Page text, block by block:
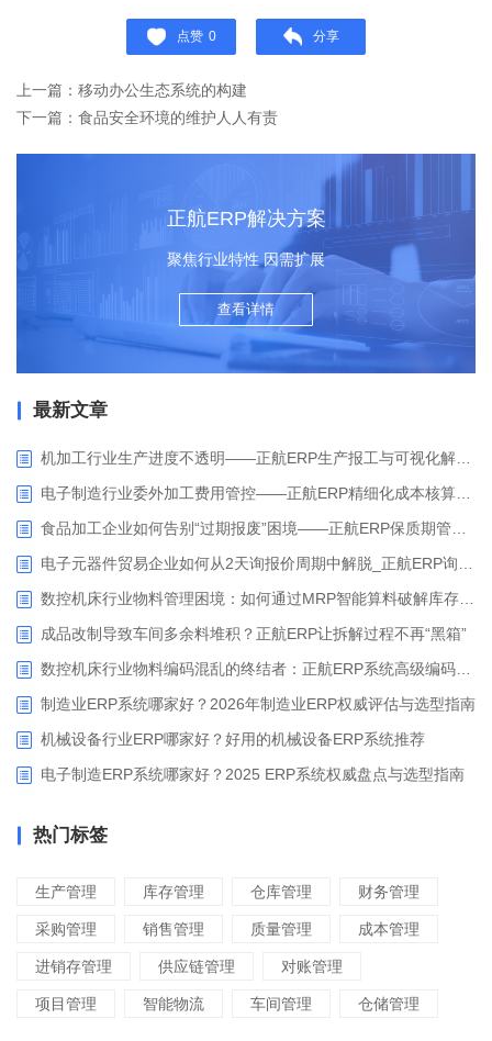
点赞 0 分享
上一篇：移动办公生态系统的构建
下一篇：食品安全环境的维护人人有责
正航ERP解决方案
聚焦行业特性 因需扩展
查看详情
最新文章
成品改制导致车间多余料堆积？正航ERP让拆解过程不再“黑箱”
制造业ERP系统哪家好？2026年制造业ERP权威评估与选型指南
机械设备行业ERP哪家好？好用的机械设备ERP系统推荐
电子制造ERP系统哪家好？2025 ERP系统权威盘点与选型指南
热门标签
生产管理 库存管理 仓库管理 财务管理
采购管理 销售管理 质量管理 成本管理
进销存管理 供应链管理 对账管理
项目管理 智能物流 车间管理 仓储管理